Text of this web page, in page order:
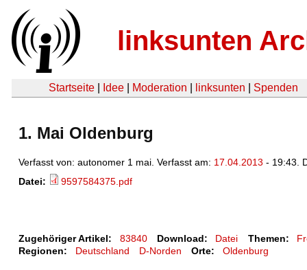
linksunten
Startseite Idee Moderation linksunten Spenden
1. Mai Oldenburg
Verfasst von: autonomer 1 mai. Verfasst am: 17.04.2013 - 19:43.
Datei:
9597584375.pdf
Zugehöriger Artikel: 83840 Download: Datei Themen:
Regionen:
Deutschland D-Norden Orte: Oldenburg